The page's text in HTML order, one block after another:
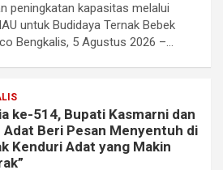
peningkatan kapasitas melalui
untuk Budidaya Ternak Bebek
Bengkalis, 5 Agustus 2026 –…
ke-514, Bupati Kasmarni dan
Adat Beri Pesan Menyentuh di
Kenduri Adat yang Makin